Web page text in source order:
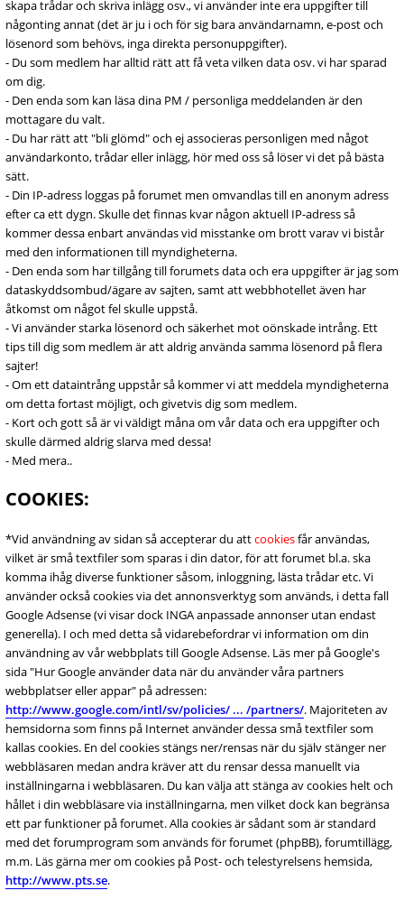
skapa trådar och skriva inlägg osv., vi använder inte era uppgifter till
någonting annat (det är ju i och för sig bara användarnamn, e-post och
lösenord som behövs, inga direkta personuppgifter).
- Du som medlem har alltid rätt att få veta vilken data osv. vi har sparad
om dig.
- Den enda som kan läsa dina PM / personliga meddelanden är den
mottagare du valt.
- Du har rätt att "bli glömd" och ej associeras personligen med något
användarkonto, trådar eller inlägg, hör med oss så löser vi det på bästa
sätt.
- Din IP-adress loggas på forumet men omvandlas till en anonym adress
efter ca ett dygn. Skulle det finnas kvar någon aktuell IP-adress så
kommer dessa enbart användas vid misstanke om brott varav vi bistår
med den informationen till myndigheterna.
- Den enda som har tillgång till forumets data och era uppgifter är jag som
dataskyddsombud/ägare av sajten, samt att webbhotellet även har
åtkomst om något fel skulle uppstå.
- Vi använder starka lösenord och säkerhet mot oönskade intrång. Ett
tips till dig som medlem är att aldrig använda samma lösenord på flera
sajter!
- Om ett dataintrång uppstår så kommer vi att meddela myndigheterna
om detta fortast möjligt, och givetvis dig som medlem.
- Kort och gott så är vi väldigt måna om vår data och era uppgifter och
skulle därmed aldrig slarva med dessa!
- Med mera..
COOKIES:
*Vid användning av sidan så accepterar du attcookiesfår användas,
vilket är små textfiler som sparas i din dator, för att forumet bl.a. ska
komma ihåg diverse funktioner såsom, inloggning, lästa trådar etc. Vi
använder också cookies via det annonsverktyg som används, i detta fall
Google Adsense (vi visar dock INGA anpassade annonser utan endast
generella). I och med detta så vidarebefordrar vi information om din
användning av vår webbplats till Google Adsense. Läs mer på Google's
sida "Hur Google använder data när du använder våra partners
webbplatser eller appar" på adressen:
http://www.google.com/intl/sv/policies/ ... /partners/. Majoriteten av
hemsidorna som finns på Internet använder dessa små textfiler som
kallas cookies. En del cookies stängs ner/rensas när du själv stänger ner
webbläsaren medan andra kräver att du rensar dessa manuellt via
inställningarna i webbläsaren. Du kan välja att stänga av cookies helt och
hållet i din webbläsare via inställningarna, men vilket dock kan begränsa
ett par funktioner på forumet. Alla cookies är sådant som är standard
med det forumprogram som används för forumet (phpBB), forumtillägg,
m.m. Läs gärna mer om cookies på Post- och telestyrelsens hemsida,
http://www.pts.se.